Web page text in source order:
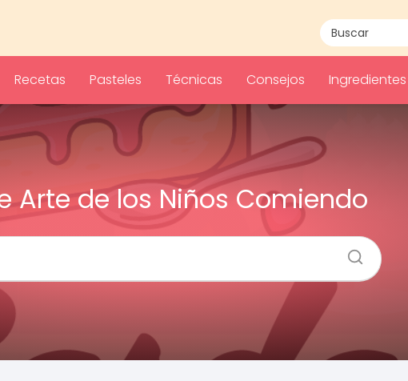
Recetas Pasteles Técnicas Consejos Ingredientes
Arte de los Niños Comiendo